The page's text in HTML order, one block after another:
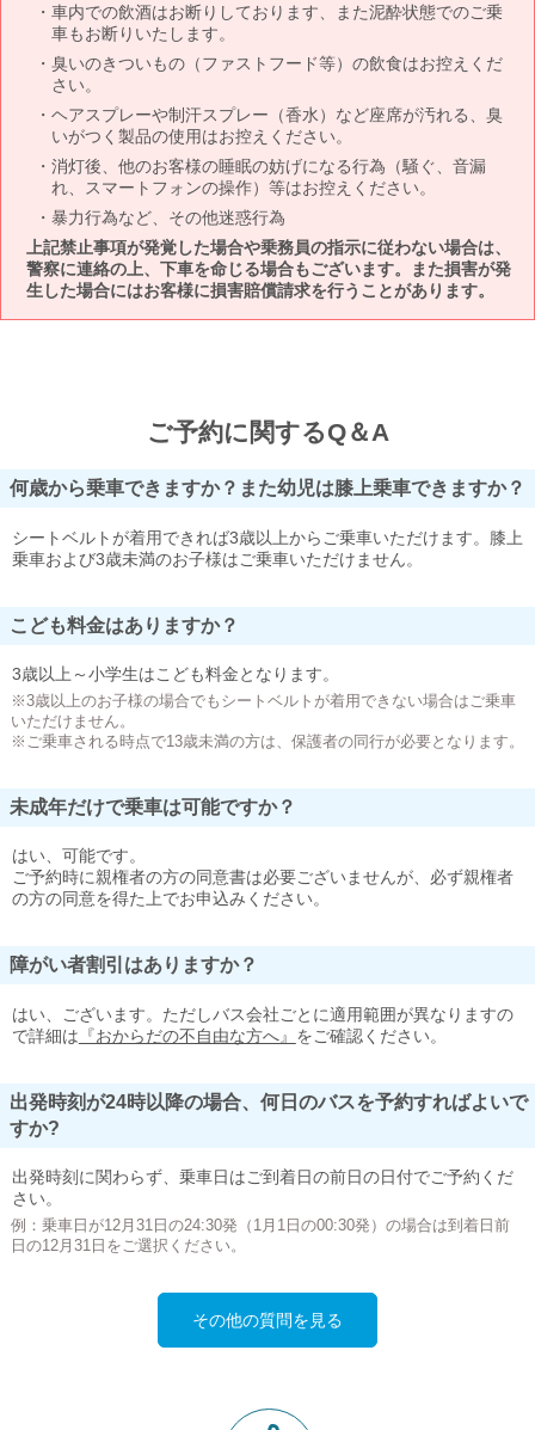
車内での飲酒はお断りしております、また泥酔状態でのご乗
車もお断りいたします。
臭いのきついもの（ファストフード等）の飲食はお控えくだ
さい。
ヘアスプレーや制汗スプレー（香水）など座席が汚れる、臭
いがつく製品の使用はお控えください。
消灯後、他のお客様の睡眠の妨げになる行為（騒ぐ、音漏
れ、スマートフォンの操作）等はお控えください。
暴力行為など、その他迷惑行為
上記禁止事項が発覚した場合や乗務員の指示に従わない場合は、
警察に連絡の上、下車を命じる場合もございます。また損害が発
生した場合にはお客様に損害賠償請求を行うことがあります。
ご予約に関するQ＆A
何歳から乗車できますか？また幼児は膝上乗車できますか？
シートベルトが着用できれば3歳以上からご乗車いただけます。膝上
乗車および3歳未満のお子様はご乗車いただけません。
こども料金はありますか？
3歳以上～小学生はこども料金となります。
※3歳以上のお子様の場合でもシートベルトが着用できない場合はご乗車
いただけません。
※ご乗車される時点で13歳未満の方は、保護者の同行が必要となります。
未成年だけで乗車は可能ですか？
はい、可能です。
ご予約時に親権者の方の同意書は必要ございませんが、必ず親権者
の方の同意を得た上でお申込みください。
障がい者割引はありますか？
はい、ございます。ただしバス会社ごとに適用範囲が異なりますの
で詳細は 『おからだの不自由な方へ』 をご確認ください。
出発時刻が24時以降の場合、何日のバスを予約すればよいで
すか?
出発時刻に関わらず、乗車日はご到着日の前日の日付でご予約くだ
さい。
例：乗車日が12月31日の24:30発（1月1日の00:30発）の場合は到着日前
日の12月31日をご選択ください。
その他の質問を見る